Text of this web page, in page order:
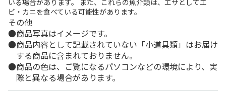
ビ・カニを食べている可能性があります。
その他
商品写真はイメージです。
商品内容として記載されていない「小道具類」はお届け
する商品に含まれておりません。
商品の色は、ご覧になるパソコンなどの環境により、実
際と異なる場合があります。